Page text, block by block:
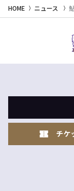
HOME ニュース
チケ